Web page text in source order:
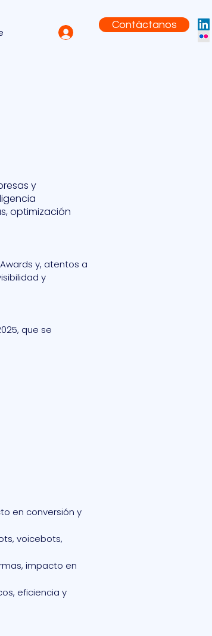
Contáctanos
y
optimización
y, atentos a
y
que se
en conversión y
voicebots,
impacto en
eficiencia y